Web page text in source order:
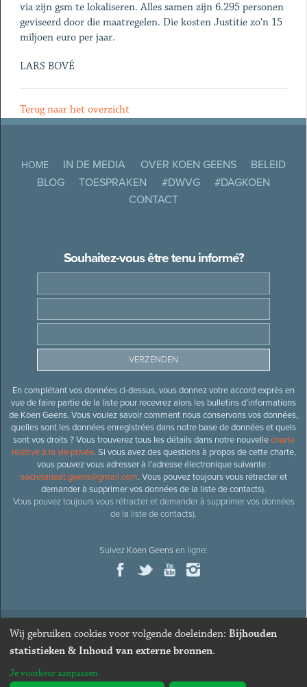
via zijn gsm te lokaliseren. Alles samen zijn 6.295 personen
geviseerd door die maatregelen. Die kosten Justitie zo'n 15
miljoen euro per jaar.
LARS BOVÉ
Terug naar het overzicht
HOME IN DE MEDIA OVER KOEN GEENS
BELEID
BLOG
TOESPRAKEN #DWVG
#DAGKOEN
CONTACT
Souhaitez-vous être tenu informé?
En complétant vos données ci-dessus, vous donnez votre accord exprès en
vue de faire partie de la liste pour recevrez alors les bulletins d’informations
de Koen Geens. Vous voulez savoir comment nous conservons vos données,
quelles sont les données enregistrées dans notre base de données et quels
sont vos droits ? Vous trouverez tous les détails dans notre nouvellecharte
relative à la vie privée. Si vous avez des questions à propos de cette charte,
vous pouvez vous adresser à l’adresse électronique suivante :
secretariaat.geens@gmail.com. Vous pouvez toujours vous rétracter et
demander à supprimer vos données de la liste de contacts).
Vous pouvez toujours vous rétracter et demander à supprimer vos données
de la liste de contacts).
Suivez Koen Geensen ligne:
© 2026Ancien ministre et député honoraire
Webdesign & développement par Zenjoy de Louvain
Wij gebruiken cookies voor volgende doeleinden: Bijhouden
statistieken & Inhoud van externe bronnen.
Je voorkeur aanpassen